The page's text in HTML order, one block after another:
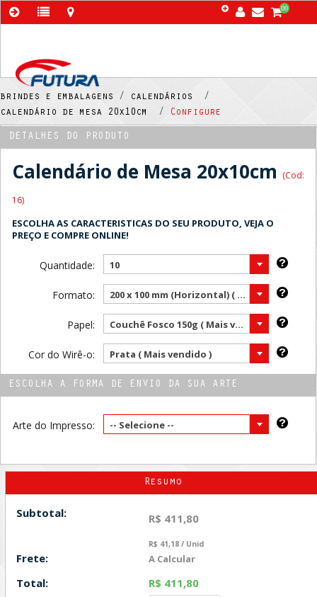
00
brindes e embalagens /
calendários /
calendário de mesa 20x10cm /
Configure
DETALHES DO PRODUTO
Calendário de Mesa 20x10cm (Cod:
16)
ESCOLHA AS CARACTERISTICAS DO SEU PRODUTO, VEJA O
PREÇO E COMPRE ONLINE!
Quantidade: 10
Formato: 200 x 100 mm (Horizontal) ( Mais vendido )
Papel: Couchê Fosco 150g ( Mais vendido )
Cor do Wirê-o: Prata ( Mais vendido )
ESCOLHA A FORMA DE ENVIO DA SUA ARTE
Arte do Impresso: -- Selecione --
Resumo
Subtotal: R$ 411,80
R$ 41,18 / Unid
Frete: A Calcular
Total: R$ 411,80